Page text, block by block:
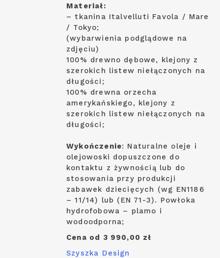
Materiał:
– tkanina Italvelluti Favola / Mare
/ Tokyo;
(wybarwienia podglądowe na
zdjęciu)
100% drewno dębowe, klejony z
szerokich listew niełączonych na
długości;
100% drewna orzecha
amerykańskiego, klejony z
szerokich listew niełączonych na
długości;
Wykończenie: Naturalne oleje i
olejowoski dopuszczone do
kontaktu z żywnością lub do
stosowania przy produkcji
zabawek dziecięcych (wg EN1186
– 11/14) lub (EN 71-3). Powłoka
hydrofobowa – plamo i
wodoodporna;
Cena od 3 990,00 zł
Szyszka Design